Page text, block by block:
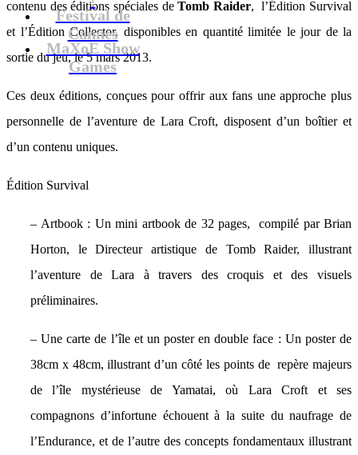
Festival de
Cannes
MaXoE Show
Games
contenu des éditions spéciales deTomb Raider, l’Édition Survival
et l’Édition Collector, disponibles en quantité limitée le jour de la
sortie du jeu, le 5 mars 2013.
Ces deux éditions, conçues pour offrir aux fans une approche plus
personnelle de l’aventure de Lara Croft, disposent d’un boîtier et
d’un contenu uniques.
Édition Survival
– Artbook : Un mini artbook de 32 pages, compilé par Brian
Horton, le Directeur artistique de Tomb Raider, illustrant
l’aventure de Lara à travers des croquis et des visuels
préliminaires.
– Une carte de l’île et un poster en double face : Un poster de
38cm x 48cm, illustrant d’un côté les points de repère majeurs
de l’île mystérieuse de Yamatai, où Lara Croft et ses
compagnons d’infortune échouent à la suite du naufrage de
l’Endurance, et de l’autre des concepts fondamentaux illustrant